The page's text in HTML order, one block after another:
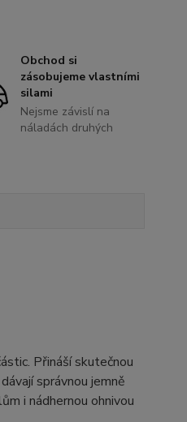
Obchod si
zásobujeme vlastními
silami
Nejsme závislí na
náladách druhých
Přináší skutečnou
správnou jemně
i nádhernou ohnivou